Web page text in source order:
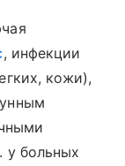
, инфекции
кожи),
у больных